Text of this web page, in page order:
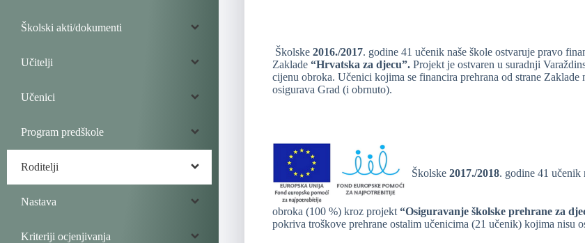
Školske 2016./2017. godine 41 učenik naše škole ostvaruje pravo
Zaklade “Hrvatska za djecu”.Projekt je ostvaren u suradnji
cijenu obroka. Učenici kojima se financira prehrana od strane
osigurava Grad (i obrnuto).
Školske 2017./2018. godine 41 učenik
obroka (100 %) kroz projekt “Osiguravanje školske prehrane za
pokriva troškove prehrane ostalim učenicima (21 učenik) kojima nisu
Školski akti/dokumenti
Učitelji
Učenici
Program predškole
Roditelji
Nastava
Kriteriji ocjenjivanja